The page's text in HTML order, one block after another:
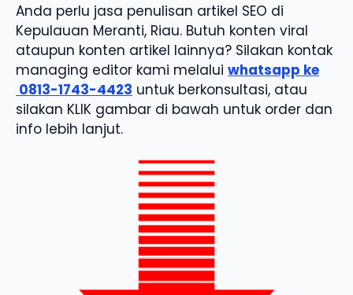
Anda perlu jasa penulisan artikel SEO di
Kepulauan Meranti, Riau. Butuh konten viral
ataupun konten artikel lainnya? Silakan kontak
managing editor kami melalui whatsapp ke
0813-1743-4423 untuk berkonsultasi, atau
silakan KLIK gambar di bawah untuk order dan
info lebih lanjut.